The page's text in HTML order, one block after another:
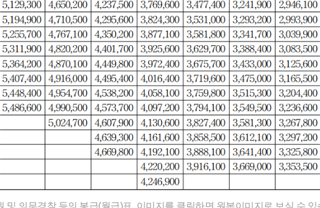
및 의무경찰 등의 봉급(월급)표. 이미지를 클릭하면 원본이미지로 보실 수 있